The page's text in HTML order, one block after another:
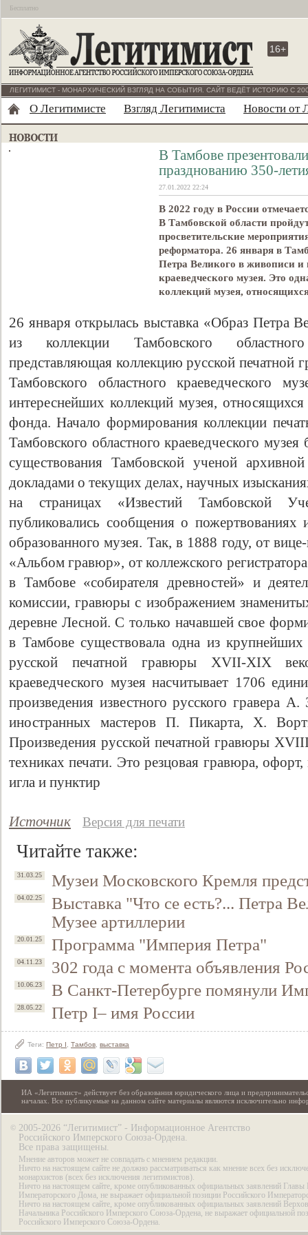
Бесплатно
16+
ЛЕГИТИМИСТ - МОНАРХИЧЕСКИЙ ВЗГЛЯД НА СОБЫТИЯ. САЙТ ВЕДЁТ ИСТОРИЮ С
О Легитимисте Взгляд Легитимиста Новости от
В Тамбове
празднованию 350-
27.01.2022 22:24
В 2022 году в России
В Тамбовской области
просветительские
реформатора. 26 января в
Петра Великого в живописи и
краеведческого музея. Это
коллекций музея,
26 января открылась выставка «Образ Петра
из коллекции Тамбовского
представляющая коллекцию русской печатной
Тамбовского областного краеведческого
интереснейших коллекций музея,
фонда. Начало формирования коллекции
Тамбовского областного краеведческого
существования Тамбовской ученой
докладами о текущих делах, научных
на страницах «Известий Тамбовской
публиковались сообщения о
образованного музея. Так, в 1888 году, от
«Альбом гравюр», от коллежского
в Тамбове «собирателя древностей» и
комиссии, гравюры с изображением
деревне Лесной. С только начавшей свое
в Тамбове существовала одна из
русской печатной гравюры XVII-XIX
краеведческого музея насчитывает 1706
произведения известного русского гравера
иностранных мастеров П. Пикарта, Х.
Произведения русской печатной гравюры
техниках печати. Это резцовая гравюра,
игла и пунктир
Источник Версия для печати
Читайте также:
31.03.25 Музеи Московского Кремля
04.02.25
Выставка "Что се есть?... Петра
Музее артиллерии
20.01.25 Программа "Империя Петра"
04.11.23 302 года с момента объявления
10.06.23 В Санкт-Петербурге помянули
28.05.22 Петр I– имя России
Теги: Петр I Тамбов выставка
ИА «Легитимист» действует без образования юридического лица и
началах. Все публикуемые на данном сайте материалы являются исключительно
© 2005-2026 “Легитимист” - Информационное Агентство
Российского Имперского Союза-Ордена.
Все права защищены.
Мнение авторов может не совпадать с мнением редакции.
Ничто на настоящем сайте не должно рассматриваться как мнение всех без
монархистов (всех без исключения легитимистов).
Ничто на настоящем сайте, кроме опубликованных официальных заявлений Главы
Императорского Дома, не выражает официальной позиции Российского
Ничто на настоящем сайте, кроме опубликованных официальных заявлений
Начальника Российского Имперского Союза-Ордена, не выражает официальной
Российского Имперского Союза-Ордена.